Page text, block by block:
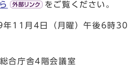
をご覧ください。
11月4日（月曜）午後6時30
合庁舎4階会議室